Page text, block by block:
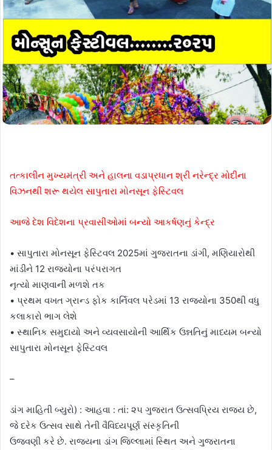
તત્કાલીન મુખ્યમંત્રી અને હાલના વડાપ્રધાન શ્રી નરેન્દ્ર મોદીના
વિઝનથી શરૂ થયેલ સાપુતારા મોનસૂન ફેસ્ટિવલ
આજે દેશ વિદેશના પ્રવાસીઓમાં બન્યો આકર્ષણનું કેન્દ્ર
• સાપુતારા મોનસૂન ફેસ્ટિવલ 2025માં ગુજરાતના ડાંગી, મણિયારોથી
માંડીને 12 રાજ્યોના પરંપરાગત
નૃત્યો માણવાની મળશે તક
• પ્રથમ વખત ગ્રાન્ડ ફોક કાર્નિવલ પરેડમાં 13 રાજ્યોના 350થી વધુ
કલાકારો ભાગ લેશે
• સ્થાનિક સમુદાયો અને વ્યવસાયોની આર્થિક ઉન્નતિનું માધ્યમ બન્યો
સાપુતારા મોનસૂન ફેસ્ટિવલ
–
ડાંગ માહિતી બ્યુરો) : આહવા : તાં: ૨૫ ગુજરાત ઉત્સવપ્રિય રાજ્ય છે,
જે દરેક ઉત્સવ સાથે તેની વૈવિધ્યપૂર્ણ સંસ્કૃતિની
ઉજવણી કરે છે. રાજ્યના ડાંગ જિલ્લામાં સ્થિત અને ગુજરાતના